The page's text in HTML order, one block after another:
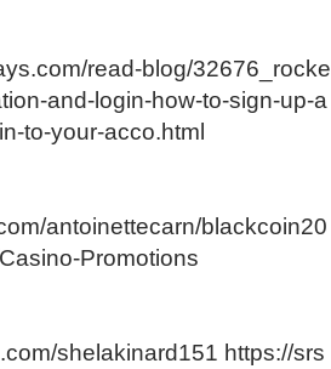
read-blog/32676_rocke
and-login-how-to-sign-up-a
to-your-acco.html
antoinettecarn/blackcoin20
Promotions
shelakinard151 https://srs